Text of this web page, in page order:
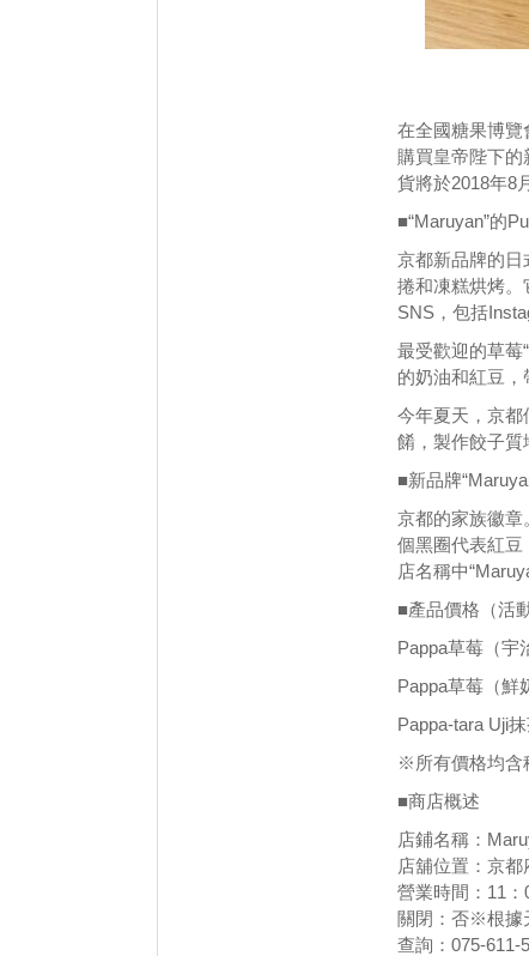
在全國糖果博覽
購買皇帝陛下的
貨將於2018年8
■“Maruyan”的
京都新品牌的日
捲和凍糕烘烤。
SNS，包括
最受歡迎的草莓
的奶油和紅豆，
今年夏天，京都
餚，製作餃子質
■新品牌
京都的家族徽
個黑圈代表紅豆
店名稱中
■產品價格（活
Pappa草莓（宇
Pappa草莓（鮮
Pappa-tara Uji
※所有價格均含
■商店概述
店鋪名稱：
店舖位置：京
營業時間：11：
關閉：否※根據
查詢：075-611-